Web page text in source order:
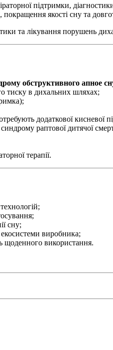
підтримки,
якості сну та
та лікування порушень
обструктивного апное
тиску в дихальних шляхах;
додаткової кисневої
раптової дитячої
терапії.
сну;
екосистеми виробника;
щоденного використання.